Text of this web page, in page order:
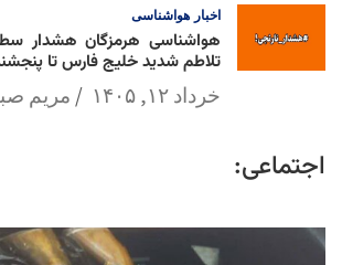
اخبار هواشناسی
هواشناسی هرمزگان هشدار
تلاطم شدید خلیج فارس تا
خرداد ۱۲, ۱۴۰۵ مریم
اجتماعی: